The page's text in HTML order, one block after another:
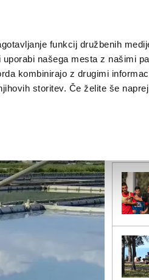
funkcij družbenih
našega mesta z našimi
kombinirajo z drugimi
storitev. Če želite še
KULTURA ŠPORT ŠE